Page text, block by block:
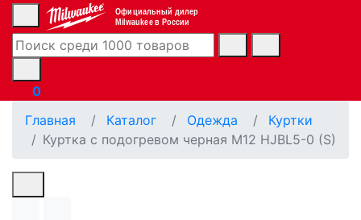
Официальный дилер
Milwaukee в России
0
Главная
Каталог Одежда
Куртки
Куртка с подогревом черная M12 HJBL5-0 (S)